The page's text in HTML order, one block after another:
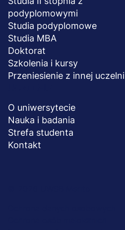
podyplomowymi
Studia podyplomowe
Studia MBA
Doktorat
Szkolenia i kursy
Przeniesienie z innej uczelni
O uniwersytecie
Nauka i badania
Strefa studenta
Kontakt